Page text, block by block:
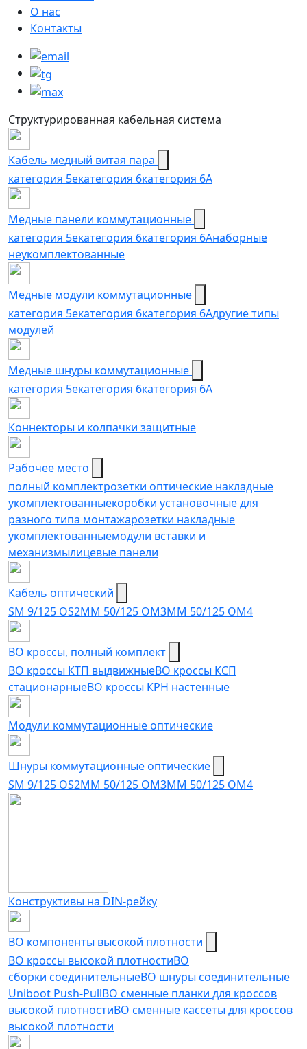
О нас
Контакты
Структурированная кабельная система
Кабель медный витая пара
категория 5eкатегория 6категория 6А
Медные панели коммутационные
категория 5екатегория 6категория 6Aнаборные
неукомплектованные
Медные модули коммутационные
категория 5екатегория 6категория 6Aдругие типы
модулей
Медные шнуры коммутационные
категория 5eкатегория 6категория 6A
Коннекторы и колпачки защитные
Рабочее место
полный комплектрозетки оптические накладные
укомплектованныекоробки установочные для
разного типа монтажарозетки накладные
укомплектованныемодули вставки и
механизмылицевые панели
Кабель оптический
SM 9/125 OS2MM 50/125 OM3MM 50/125 OM4
ВО кроссы, полный комплект
ВО кроссы КТП выдвижныеВО кроссы КСП
стационарныеВО кроссы КРН настенные
Модули коммутационные оптические
Шнуры коммутационные оптические
SM 9/125 OS2MM 50/125 OM3MM 50/125 OM4
Конструктивы на DIN-рейку
ВО компоненты высокой плотности
ВО кроссы высокой плотностиВО
сборки соединительныеВО шнуры соединительные
Uniboot Push-PullВО сменные планки для кроссов
высокой плотностиВО сменные кассеты для кроссов
высокой плотности